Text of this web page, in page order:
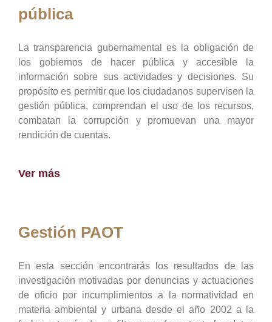
pública
La transparencia gubernamental es la obligación de
los gobiernos de hacer pública y accesible la
información sobre sus actividades y decisiones. Su
propósito es permitir que los ciudadanos supervisen la
gestión pública, comprendan el uso de los recursos,
combatan la corrupción y promuevan una mayor
rendición de cuentas.
Ver más
Gestión PAOT
En esta sección encontrarás los resultados de las
investigación motivadas por denuncias y actuaciones
de oficio por incumplimientos a la normatividad en
materia ambiental y urbana desde el año 2002 a la